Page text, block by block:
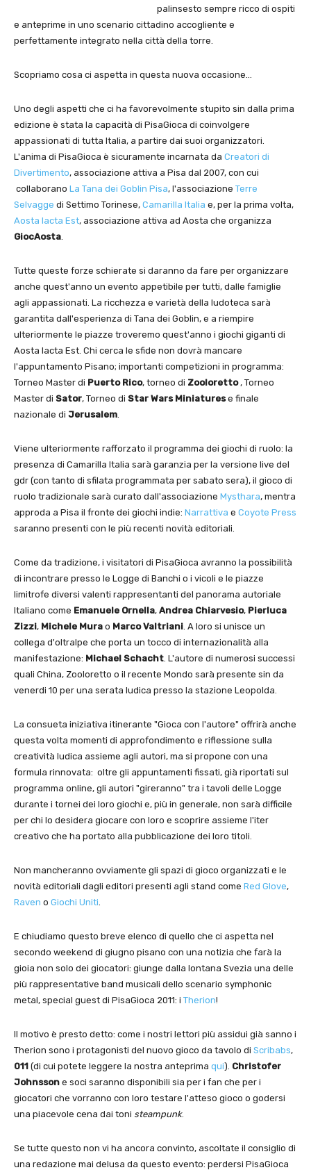
palinsesto sempre ricco di ospiti
e anteprime in uno scenario cittadino accogliente e
perfettamente integrato nella città della torre.
Scopriamo cosa ci aspetta in questa nuova occasione…
Uno degli aspetti che ci ha favorevolmente stupito sin dalla prima
edizione è stata la capacità di PisaGioca di coinvolgere
appassionati di tutta Italia, a partire dai suoi organizzatori.
L'anima di PisaGioca è sicuramente incarnata da Creatori di
Divertimento, associazione attiva a Pisa dal 2007, con cui
collaborano La Tana dei Goblin Pisa, l'associazione Terre
Selvagge di Settimo Torinese, Camarilla Italia e, per la prima volta,
Aosta Iacta Est, associazione attiva ad Aosta che organizza
GiocAosta.
Tutte queste forze schierate si daranno da fare per organizzare
anche quest'anno un evento appetibile per tutti, dalle famiglie
agli appassionati. La ricchezza e varietà della ludoteca sarà
garantita dall'esperienza di Tana dei Goblin, e a riempire
ulteriormente le piazze troveremo quest'anno i giochi giganti di
Aosta Iacta Est. Chi cerca le sfide non dovrà mancare
l'appuntamento Pisano; importanti competizioni in programma:
Torneo Master di Puerto Rico, torneo di Zooloretto, Torneo
Master di Sator, Torneo di Star Wars Miniaturese finale
nazionale di Jerusalem.
Viene ulteriormente rafforzato il programma dei giochi di ruolo: la
presenza di Camarilla Italia sarà garanzia per la versione live del
gdr (con tanto di sfilata programmata per sabato sera), il gioco di
ruolo tradizionale sarà curato dall'associazione Mysthara, mentra
approda a Pisa il fronte dei giochi indie: Narrattiva e Coyote Press
saranno presenti con le più recenti novità editoriali.
Come da tradizione, i visitatori di PisaGioca avranno la possibilità
di incontrare presso le Logge di Banchi o i vicoli e le piazze
limitrofe diversi valenti rappresentanti del panorama autoriale
Italiano come Emanuele Ornella, Andrea Chiarvesio, Pierluca
Zizzi, Michele Mura o Marco Valtriani. A loro si unisce un
collega d'oltralpe che porta un tocco di internazionalità alla
manifestazione: Michael Schacht. L'autore di numerosi successi
quali China, Zooloretto o il recente Mondo sarà presente sin da
venerdi 10 per una serata ludica presso la stazione Leopolda.
La consueta iniziativa itinerante "Gioca con l'autore" offrirà anche
questa volta momenti di approfondimento e riflessione sulla
creatività ludica assieme agli autori, ma si propone con una
formula rinnovata: oltre gli appuntamenti fissati, già riportati sul
programma online, gli autori "gireranno" tra i tavoli delle Logge
durante i tornei dei loro giochi e, più in generale, non sarà difficile
per chi lo desidera giocare con loro e scoprire assieme l'iter
creativo che ha portato alla pubblicazione dei loro titoli.
Non mancheranno ovviamente gli spazi di gioco organizzati e le
novità editoriali dagli editori presenti agli stand come Red Glove,
Raven o Giochi Uniti.
E chiudiamo questo breve elenco di quello che ci aspetta nel
secondo weekend di giugno pisano con una notizia che farà la
gioia non solo dei giocatori: giunge dalla lontana Svezia una delle
più rappresentative band musicali dello scenario symphonic
metal, special guest di PisaGioca 2011: i Therion!
Il motivo è presto detto: come i nostri lettori più assidui già sanno i
Therion sono i protagonisti del nuovo gioco da tavolo di Scribabs,
011 (di cui potete leggere la nostra anteprima qui). Christofer
Johnsson e soci saranno disponibili sia per i fan che per i
giocatori che vorranno con loro testare l'atteso gioco o godersi
una piacevole cena dai toni steampunk.
Se tutte questo non vi ha ancora convinto, ascoltate il consiglio di
una redazione mai delusa da questo evento: perdersi PisaGioca